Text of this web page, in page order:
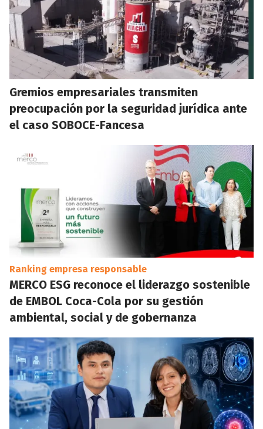
Gremios empresariales transmiten
preocupación por la seguridad jurídica ante
el caso SOBOCE-Fancesa
Ranking empresa responsable
MERCO ESG reconoce el liderazgo sostenible
de EMBOL Coca-Cola por su gestión
ambiental, social y de gobernanza